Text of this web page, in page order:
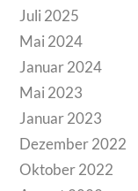
Juli 2025
Mai 2024
Januar 2024
Mai 2023
Januar 2023
Dezember 2022
Oktober 2022